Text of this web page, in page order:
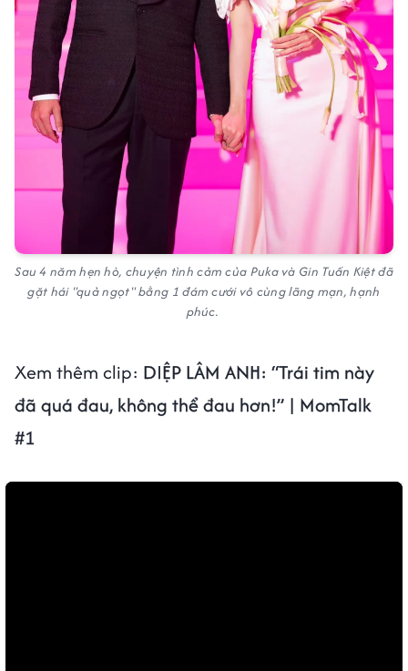
Sau 4 năm hẹn hò, chuyện tình cảm của Puka và Gin Tuấn Kiệt đã
gặt hái "quả ngọt" bằng 1 đám cưới vô cùng lãng mạn, hạnh
phúc.
Xem thêm clip: DIỆP LÂM ANH: “Trái tim này
đã quá đau, không thể đau hơn!” | MomTalk
#1